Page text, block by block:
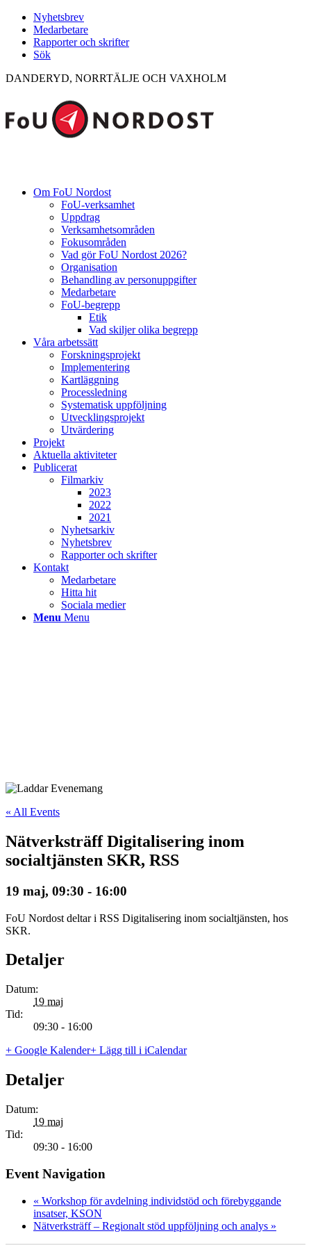
Nyhetsbrev
Medarbetare
Rapporter och skrifter
Sök
DANDERYD, NORRTÄLJE OCH VAXHOLM
Om FoU Nordost
FoU-verksamhet
Uppdrag
Verksamhetsområden
Fokusområden
Vad gör FoU Nordost 2026?
Organisation
Behandling av personuppgifter
Medarbetare
FoU-begrepp
Etik
Vad skiljer olika begrepp
Våra arbetssätt
Forskningsprojekt
Implementering
Kartläggning
Processledning
Systematisk uppföljning
Utvecklingsprojekt
Utvärdering
Projekt
Aktuella aktiviteter
Publicerat
Filmarkiv
2023
2022
2021
Nyhetsarkiv
Nyhetsbrev
Rapporter och skrifter
Kontakt
Medarbetare
Hitta hit
Sociala medier
Menu Menu
« All Events
Nätverksträff Digitalisering inom
socialtjänsten SKR, RSS
19 maj, 09:30 - 16:00
FoU Nordost deltar i RSS Digitalisering inom socialtjänsten, hos
SKR.
Detaljer
Datum:
19 maj
Tid:
09:30 - 16:00
+ Google Kalender+ Lägg till i iCalendar
Detaljer
Datum:
19 maj
Tid:
09:30 - 16:00
Event Navigation
« Workshop för avdelning individstöd och förebyggande
insatser, KSON
Nätverksträff – Regionalt stöd uppföljning och analys »